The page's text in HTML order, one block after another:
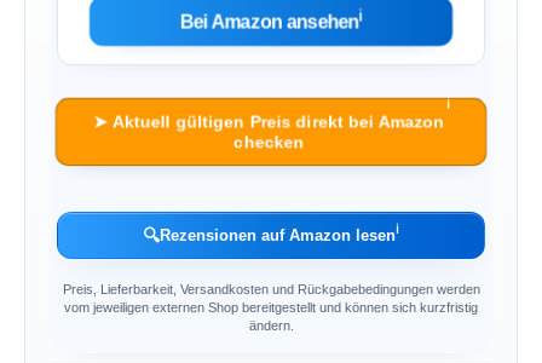
Bei Amazon ansehenℹ︎
➤ Aktuell gültigen Preis direkt bei Amazon
checken
ℹ︎
🔍Rezensionen auf Amazon lesenℹ︎
Preis, Lieferbarkeit, Versandkosten und Rückgabebedingungen werden
vom jeweiligen externen Shop bereitgestellt und können sich kurzfristig
ändern.